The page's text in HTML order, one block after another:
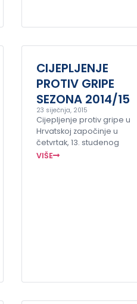
CIJEPLJENJE
PROTIV GRIPE
SEZONA 2014/15
23 siječnja, 2015
Cijepljenje protiv gripe u
Hrvatskoj započinje u
četvrtak, 13. studenog
VIŠE